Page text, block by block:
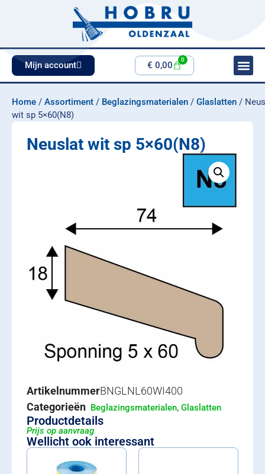
Mijn account € 0,00
0
Home / Assortiment / Beglazingsmaterialen / Glaslatten /
wit sp 5×60(N8)
Neuslat wit sp 5×60(N8)
ArtikelnummerBNGLNL60WI400
Categorieën Beglazingsmaterialen, Glaslatten
Productdetails
Prijs op aanvraag
Wellicht ook interessant